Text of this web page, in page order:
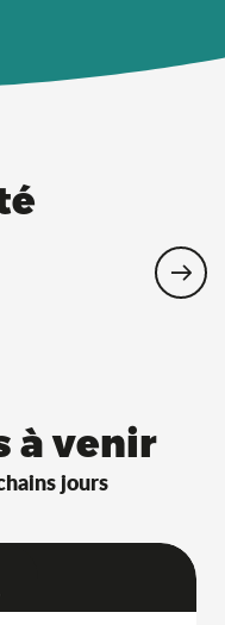
à venir
jours